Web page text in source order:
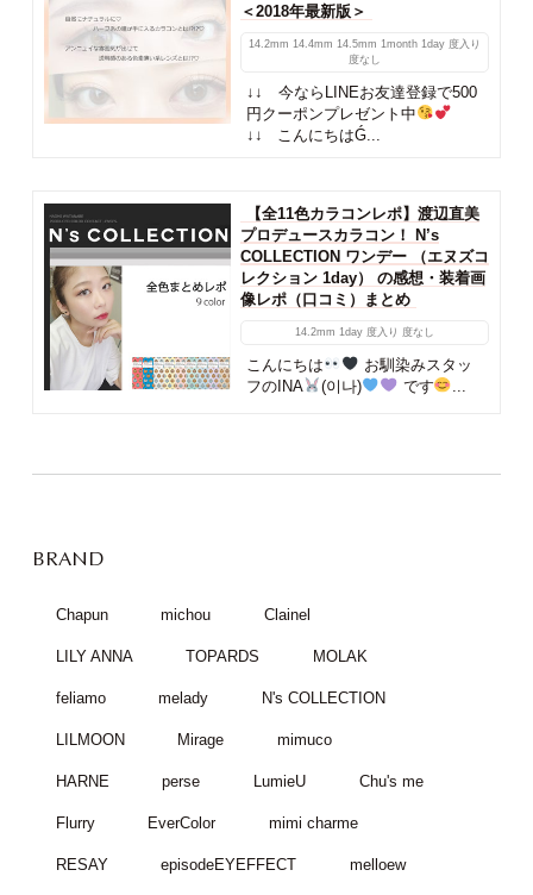
＜2018年最新版＞
14.2mm 14.4mm 14.5mm 1month 1day 度入り
度なし
↓↓ 今ならLINEお友達登録で500
円クーポンプレゼント中
↓↓ こんにちはǴ...
【全11色カラコンレポ】渡辺直美
プロデュースカラコン！ N’s
COLLECTION ワンデー （エヌズコ
レクション 1day） の感想・装着画
像レポ（口コミ）まとめ
14.2mm 1day 度入り 度なし
こんにちは
お馴染みスタッ
フのINA
(이나) です
BRAND
Chapun michou Clainel
LILY ANNA TOPARDS MOLAK
feliamo melady N's COLLECTION
LILMOON Mirage mimuco
HARNE perse LumieU Chu's me
Flurry EverColor mimi charme
RESAY episodeEYEFFECT melloew